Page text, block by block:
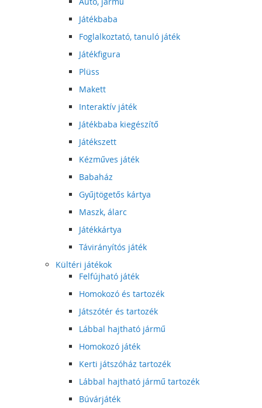
Játékbaba
Foglalkoztató, tanuló játék
Játékfigura
Plüss
Makett
Interaktív játék
Játékbaba kiegészítő
Játékszett
Kézműves játék
Babaház
Gyűjtögetős kártya
Maszk, álarc
Játékkártya
Távirányítós játék
Kültéri játékok
Felfújható játék
Homokozó és tartozék
Játszótér és tartozék
Lábbal hajtható jármű
Homokozó játék
Kerti játszóház tartozék
Lábbal hajtható jármű tartozék
Búvárjáték